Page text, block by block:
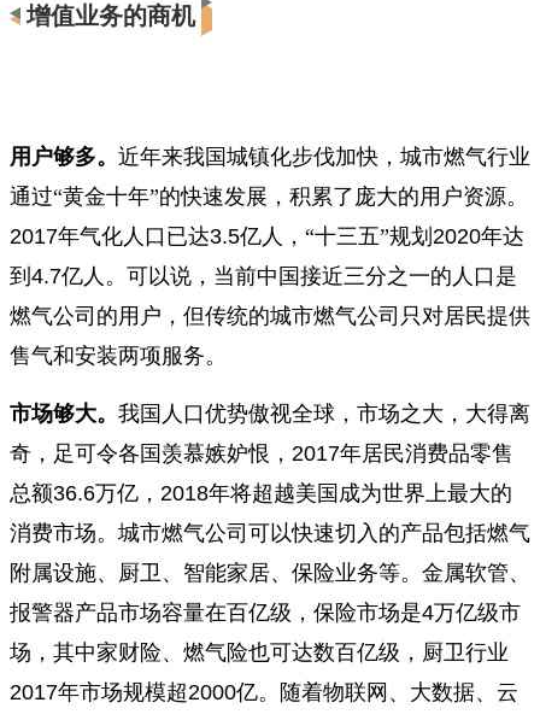
增值业务的商机
用户够多。 近年来我国城镇化步伐加快，城市燃气行业
通过“黄金十年”的快速发展，积累了庞大的用户资源。
2017年气化人口已达3.5亿人，“十三五”规划 2020年达
到 4.7亿人。可以说，当前中国接近三分之一的人口是
燃气公司的用户，但传统的城市燃气公司只对居民提供
售气和安装两项服务。
市场够大。 我国人口优势傲视全球，市场之大，大得离
奇，足可令各国羡慕嫉妒恨， 2017年居民消费品零售
总额36.6万亿， 2018年将超越美国成为世界上最大的
消费市场。城市燃气公司可以快速切入的产品包括燃气
附属设施、厨卫、智能家居、保险业务等。金属软管、
报警器产品市场容量在百亿级，保险市场是4万亿级市
场，其中家财险、燃气险也可达数百亿级，厨卫行业
2017年市场规模超2000亿。随着物联网、大数据、云